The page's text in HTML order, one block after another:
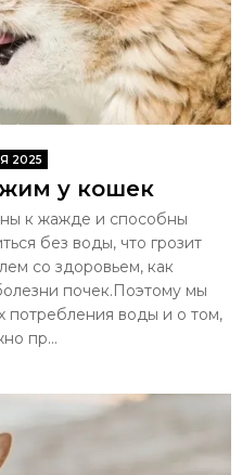
2025
у кошек
к жажде и способны
без воды, что грозит
со здоровьем, как
почек.Поэтому мы
потребления воды и о том,
пр...